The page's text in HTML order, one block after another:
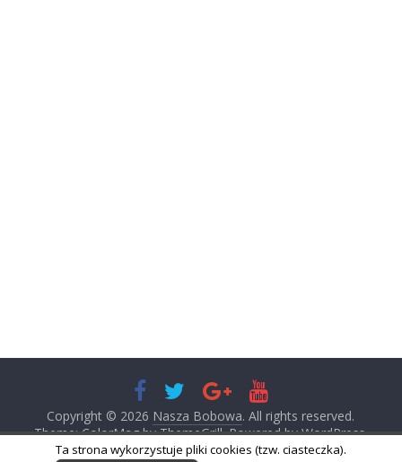
Copyright © 2026 Nasza Bobowa. All rights reserved.
Theme: ColorMag byThemeGrill. Powered byWordPress.
Ta strona wykorzystuje pliki cookies (tzw. ciasteczka).